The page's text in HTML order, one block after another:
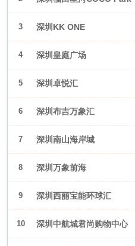
3 深圳KK ONE
4 深圳皇庭广场
5 深圳卓悦汇
6 深圳布吉万象汇
7 深圳南山海岸城
8 深圳万象前海
9 深圳西丽宝能环球汇
10 深圳中航城君尚购物中心